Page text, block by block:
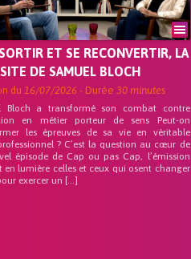
ET SE RECONVERTIR, LA
DE SAMUEL BLOCH
du 16/07/2026 - Durée 30 minutes
Bloch a transformé son combat contre
en métier porteur de sens Peut-on
les épreuves de sa vie en véritable
? C’est la question au cœur de
épisode de Cap ou pas Cap, l’émission
en lumière celles et ceux qui osent changer
exercer un […]